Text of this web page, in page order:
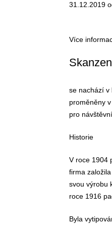
31.12.2019
Více
se nachází v
proměněny
pro
Historie
V roce 1904
firma
svou výrobu
roce 1916
Byla